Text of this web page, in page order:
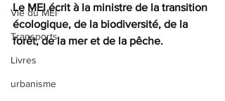
Vie du MEI
Transports
Livres
urbanisme
Le MEI écrit à la ministre de la transition
écologique, de la biodiversité, de la
forêt, de la mer et de la pêche.